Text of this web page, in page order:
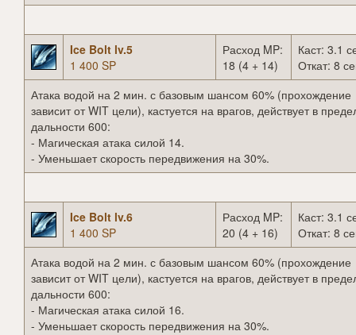
Ice Bolt lv.5
1 400 SP
Расход MP:
18 (4 + 14)
Каст: 3.1
Откат: 8
Атака водой на 2 мин. с базовым шансом 60% (прохождение
зависит от WIT цели), кастуется на врагов, действует в
дальности 600:
- Магическая атака силой 14.
- Уменьшает скорость передвижения на 30%.
Ice Bolt lv.6
1 400 SP
Расход MP:
20 (4 + 16)
Каст: 3.1
Откат: 8
Атака водой на 2 мин. с базовым шансом 60% (прохождение
зависит от WIT цели), кастуется на врагов, действует в
дальности 600:
- Магическая атака силой 16.
- Уменьшает скорость передвижения на 30%.